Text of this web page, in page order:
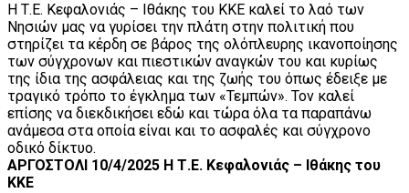
Η Τ.Ε. Κεφαλονιάς – Ιθάκης του ΚΚΕ καλεί το λαό των
Νησιών μας να γυρίσει την πλάτη στην πολιτική που
στηρίζει τα κέρδη σε βάρος της ολόπλευρης ικανοποίησης
των σύγχρονων και πιεστικών αναγκών του και κυρίως
της ίδια της ασφάλειας και της ζωής του όπως έδειξε με
τραγικό τρόπο το έγκλημα των «Τεμπών». Τον καλεί
επίσης να διεκδικήσει εδώ και τώρα όλα τα παραπάνω
ανάμεσα στα οποία είναι και το ασφαλές και σύγχρονο
οδικό δίκτυο.
ΑΡΓΟΣΤΟΛΙ 10/4/2025 Η Τ.Ε. Κεφαλονιάς – Ιθάκης του
ΚΚΕ